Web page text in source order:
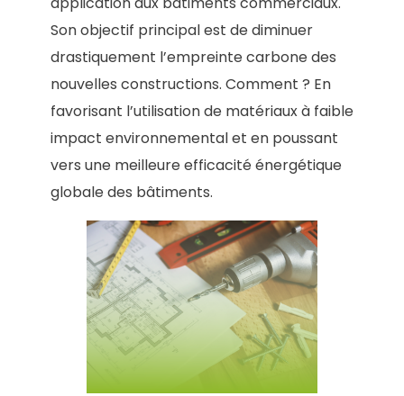
Son objectif principal est de diminuer
drastiquement l’empreinte carbone des
nouvelles constructions. Comment ? En
favorisant l’utilisation de matériaux à faible
impact environnemental et en poussant
vers une meilleure efficacité énergétique
globale des bâtiments.